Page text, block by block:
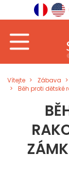
Vítejte Zábava
Běh proti